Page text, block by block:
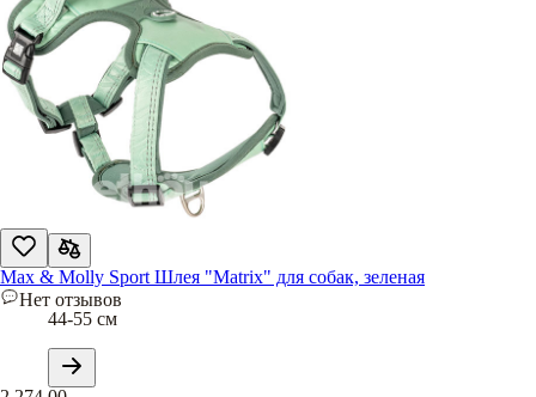
Max & Molly Sport Шлея "Matrix" для собак, зеленая
Нет отзывов
44-55 см